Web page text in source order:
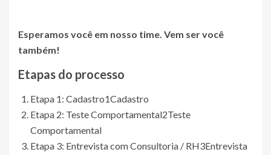
Esperamos você em nosso time. Vem ser você
também!
Etapas do processo
Etapa 1: Cadastro1Cadastro
Etapa 2: Teste Comportamental2Teste
Comportamental
Etapa 3: Entrevista com Consultoria / RH3Entrevista